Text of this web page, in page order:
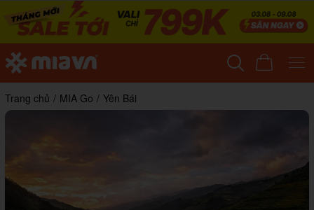
Trang chủ / MIA Go / Yên Bái